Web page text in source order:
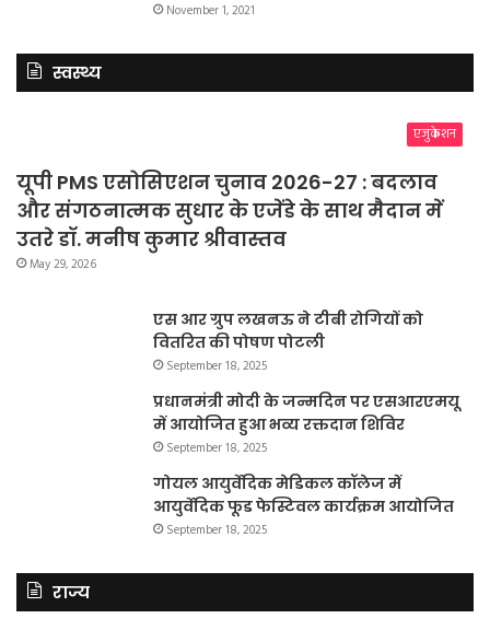
November 1, 2021
स्वस्थ्य
एजुकेशन
यूपी PMS एसोसिएशन चुनाव 2026-27 : बदलाव
और संगठनात्मक सुधार के एजेंडे के साथ मैदान में
उतरे डॉ. मनीष कुमार श्रीवास्तव
May 29, 2026
एस आर ग्रुप लखनऊ ने टीबी रोगियों को
वितरित की पोषण पोटली
September 18, 2025
प्रधानमंत्री मोदी के जन्मदिन पर एसआरएमयू
में आयोजित हुआ भव्य रक्तदान शिविर
September 18, 2025
गोयल आयुर्वेदिक मेडिकल कॉलेज में
आयुर्वेदिक फूड फेस्टिवल कार्यक्रम आयोजित
September 18, 2025
राज्य